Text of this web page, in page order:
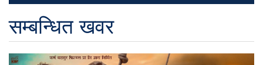
सम्बन्धित खवर